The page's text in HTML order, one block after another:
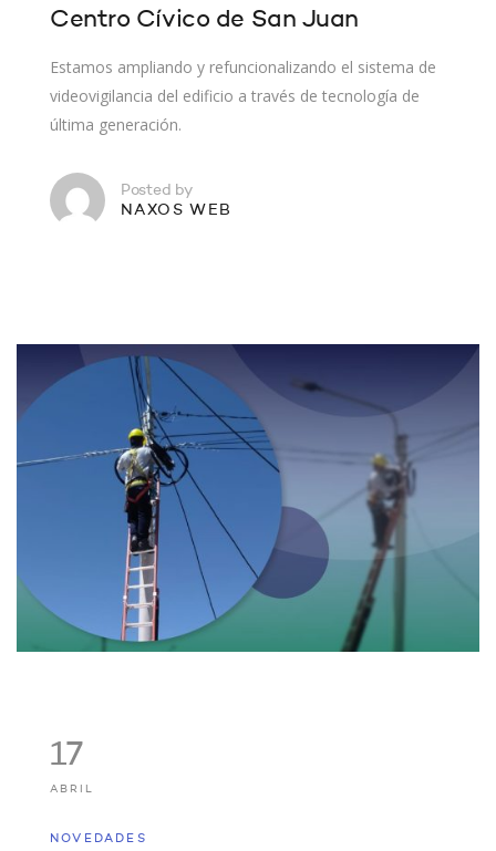
Centro Cívico de San Juan
Estamos ampliando y refuncionalizando el sistema de
videovigilancia del edificio a través de tecnología de
última generación.
Posted by
NAXOS WEB
17
ABRIL
NOVEDADES